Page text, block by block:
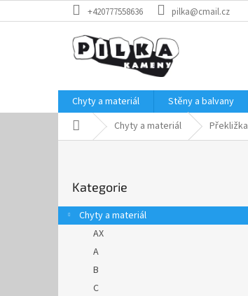
na
+420777558636 pilka@cmail.cz
Chyty a materiál Stěny a balvany
Domů Chyty a materiál Překližka
r
a
kategorie
Kategorie
Chyty a materiál
AX
A
B
C